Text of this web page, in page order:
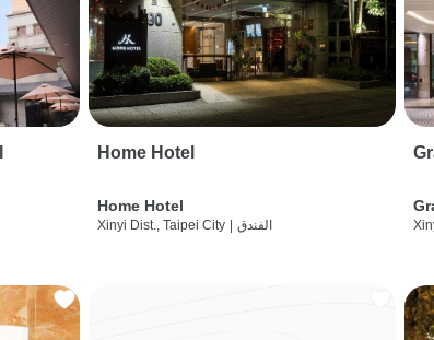
Home Hotel
Home Hotel
Xinyi Dist., Taipei City الفندق